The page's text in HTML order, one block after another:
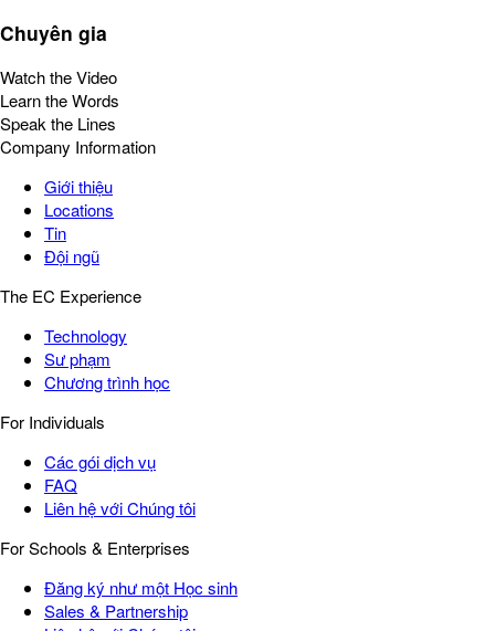
Chuyên gia
Watch the Video
Learn the Words
Speak the Lines
Company Information
Giới thiệu
Locations
Tin
Đội ngũ
The EC Experience
Technology
Sư phạm
Chương trình học
For Individuals
Các gói dịch vụ
FAQ
Liên hệ với Chúng tôi
For Schools & Enterprises
Đăng ký như một Học sinh
Sales & Partnership